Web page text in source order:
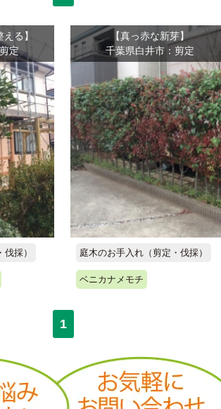
る】
定
採）
【真っ赤な新芽】
千葉県白井市：剪定
庭木のお手入れ（剪定・伐採）
ベニカナメモチ
1